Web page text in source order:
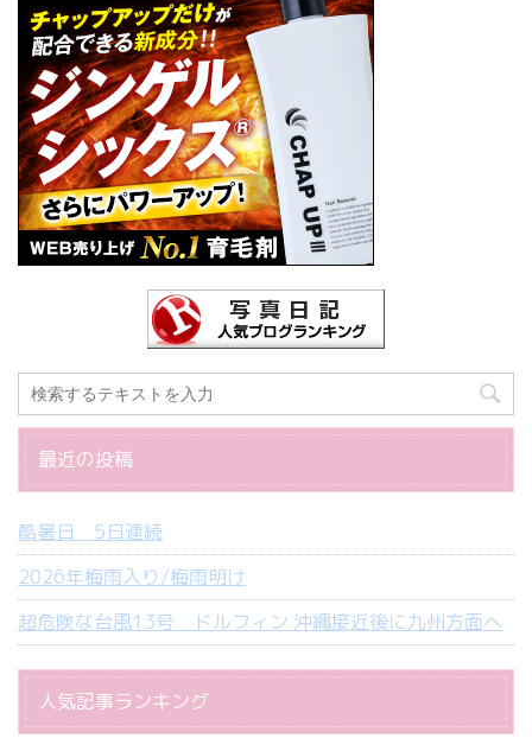
最近の投稿
酷暑日 5日連続
2026年梅雨入り/梅雨明け
超危険な台風13号 ドルフィン 沖縄接近後に九州方面へ
人気記事ランキング